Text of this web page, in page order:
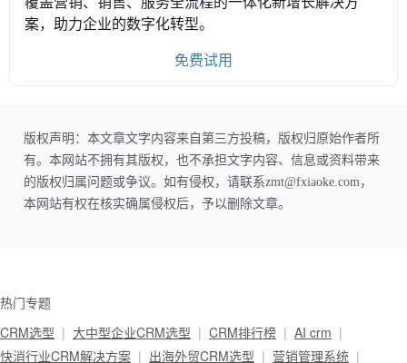
案，助力企业的数字化转型。
免费试用
版权声明：本文章文字内容来自第三方投稿，版权归原始作者所
有。本网站不拥有其版权，也不承担文字内容、信息或资料带来
的版权归属问题或争议。如有侵权，请联系zmt@fxiaoke.com，
本网站有权在核实确属侵权后，予以删除文章。
热门专题
CRM选型
大中型企业CRM选型 CRM排行榜
AI crm
快消行业CRM解决方案
出海外贸CRM选型
营销管理系统